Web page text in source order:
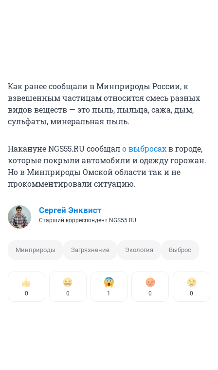
Как ранее сообщали в Минприроды России, к
взвешенным частицам относится смесь разных
видов веществ — это пыль, пыльца, сажа, дым,
сульфаты, минеральная пыль.
Накануне NGS55.RU сообщало выбросахв городе,
которые покрыли автомобили и одежду горожан.
Но в Минприроды Омской области так и не
прокомментировали ситуацию.
Сергей Энквист
Старший корреспондент NGS55.RU
Минприроды Загрязнение Экология Выброс
0 0 1 0 0